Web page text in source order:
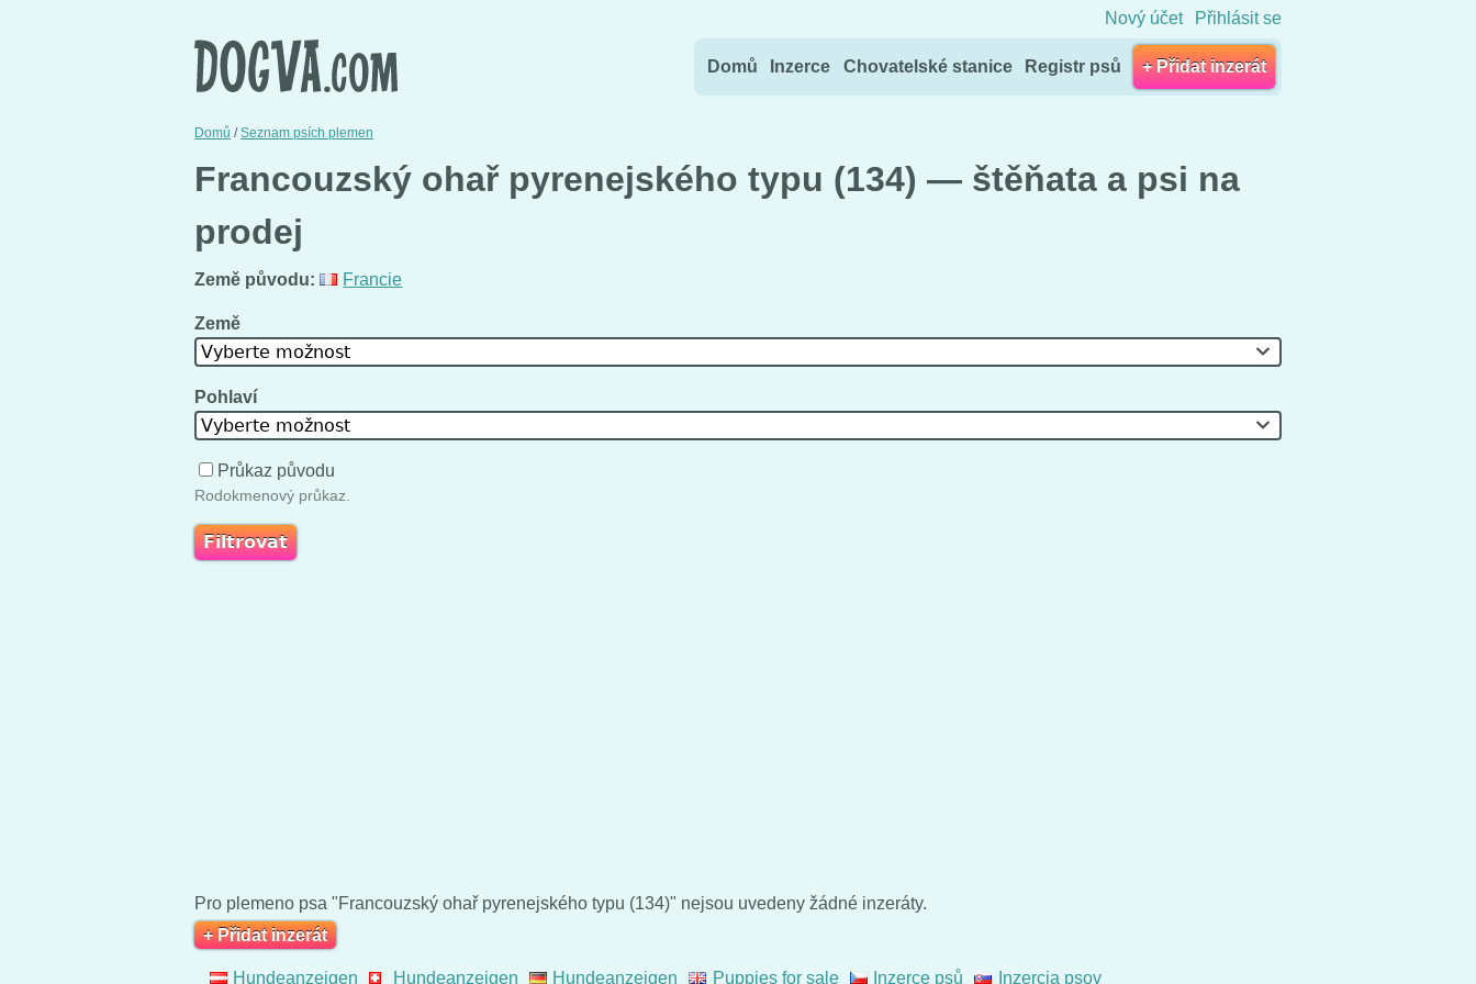
Nový účet Přihlásit se
Domů Inzerce Chovatelské stanice Registr psů + Přidat inzerát
Domů /Seznam psích plemen
Francouzský ohař pyrenejského typu (134) — štěňata a psi na
prodej
Země původu: Francie
Země
Vyberte možnost
Pohlaví
Vyberte možnost
Průkaz původu
Rodokmenový průkaz.
Pro plemeno psa "Francouzský ohař pyrenejského typu (134)" nejsou uvedeny žádné inzeráty.
+ Přidat inzerát
Hundeanzeigen Hundeanzeigen Hundeanzeigen Puppies for sale Inzerce psů Inzercia psov